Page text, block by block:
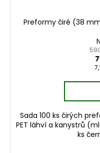
Preformy čiré (38
Sada 100 ks čirých
PET láhví a kanystrů
ks